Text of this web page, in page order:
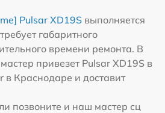
Pulsar XD19S выполняется
габаритного
времени ремонта. В
привезет Pulsar XD19S в
в Краснодаре и доставит
позвоните и наш мастер сц